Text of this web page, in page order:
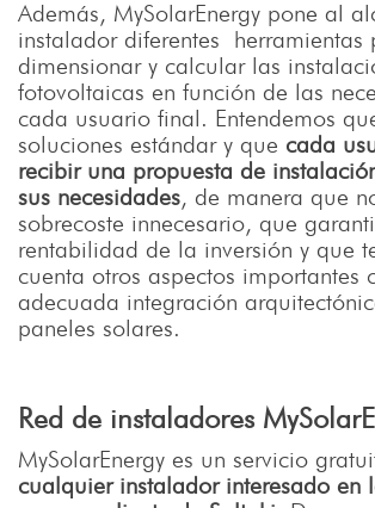
Además, MySolarEnergy pone al
instalador diferentes herramientas
dimensionar y calcular las
fotovoltaicas en función de las
cada usuario final. Entendemos
soluciones estándar y que cada
recibir una propuesta de
sus necesidades, de manera que
sobrecoste innecesario, que
rentabilidad de la inversión y que
cuenta otros aspectos importantes
adecuada integración
paneles solares.
Red de instaladores
MySolarEnergy es un servicio
cualquier instalador interesado en